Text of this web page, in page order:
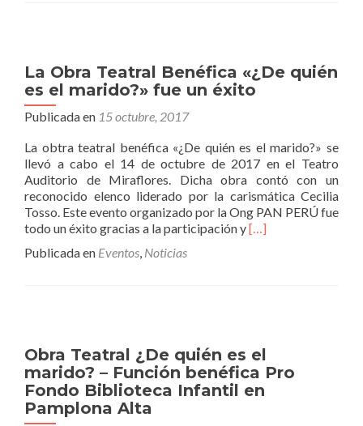
Organizado
por
La Obra Teatral Benéfica «¿De quién
es el marido?» fue un éxito
Publicada en 15 octubre, 2017
La obtra teatral benéfica «¿De quién es el marido?» se
llevó a cabo el 14 de octubre de 2017 en el Teatro
Auditorio de Miraflores. Dicha obra contó con un
reconocido elenco liderado por la carismática Cecilia
Tosso. Este evento organizado por la Ong PAN PERÚ fue
todo un éxito gracias a la participación yLeer
el
marido?»
fue
[…]
Publicada en Eventos, Noticias
Obra Teatral ¿De quién es el
marido? – Función benéfica Pro
Fondo Biblioteca Infantil en
Pamplona Alta